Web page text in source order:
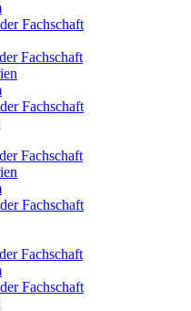
Fachschaft
Fachschaft
Fachschaft
Fachschaft
Fachschaft
Fachschaft
Fachschaft